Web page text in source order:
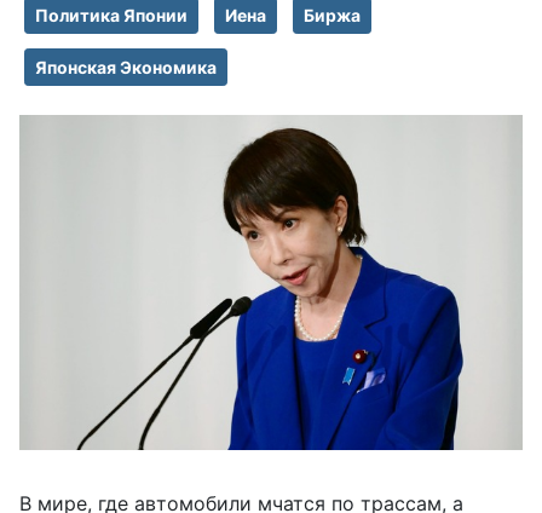
Политика Японии Иена Биржа
Японская Экономика
В мире, где автомобили мчатся по трассам, а